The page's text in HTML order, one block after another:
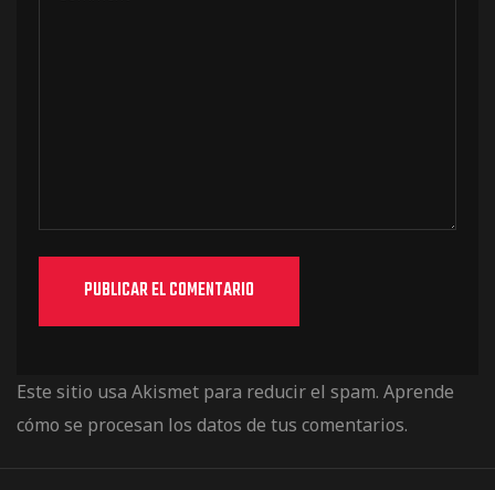
Este sitio usa Akismet para reducir el spam. Aprende
cómo se procesan los datos de tus comentarios.